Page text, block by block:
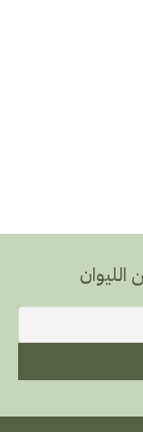
والتراث الإماراتي